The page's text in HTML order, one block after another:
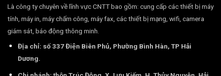
Là công ty chuyên về lĩnh vực CNTT bao gồm: cung cấp các thiết bị máy
tính, máy in, máy chấm công, máy fax, các thiết bị mạng, wifi, camera
giám sát, báo động thông minh.
Địa chỉ: số 337 Điện Biên Phủ, Phường Bình Hàn, TP Hải
Dương.